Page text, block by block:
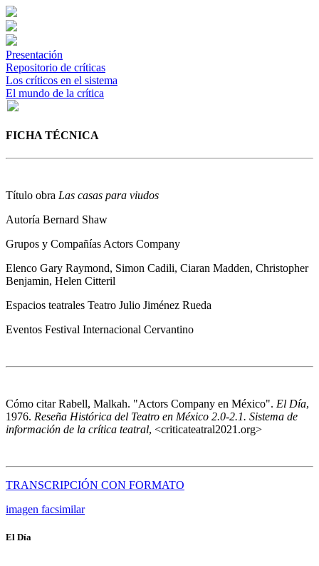
Presentación
Repositorio de críticas
Los críticos en el sistema
El mundo de la crítica
FICHA TÉCNICA
Título obra Las casas para viudos
Autoría Bernard Shaw
Grupos y Compañías Actors Company
Elenco Gary Raymond, Simon Cadili, Ciaran Madden, Christopher
Benjamin, Helen Citteril
Espacios teatrales Teatro Julio Jiménez Rueda
Eventos Festival Internacional Cervantino
Cómo citarRabell, Malkah. "Actors Company en México". El Día,
1976. Reseña Histórica del Teatro en México 2.0-2.1. Sistema de
información de la crítica teatral, <criticateatral2021.org>
TRANSCRIPCIÓN CON FORMATO
imagen facsimilar
El Día